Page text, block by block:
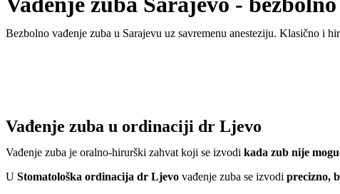
Bezbolno vađenje zuba u Sarajevu uz savremenu anesteziju. Klasično i
Vađenje zuba u ordinaciji dr Ljevo
Vađenje zuba je oralno-hirurški zahvat koji se izvodi kada zub nije
U Stomatološka ordinacija dr Ljevo vađenje zuba se izvodi precizno,